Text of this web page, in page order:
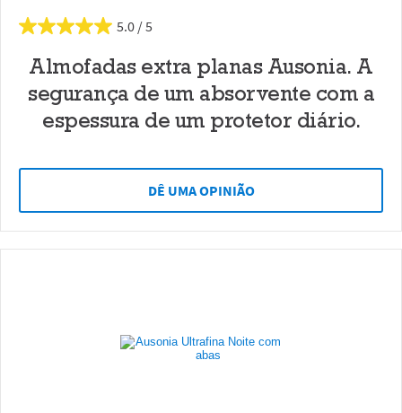
5.0
Almofadas extra planas Ausonia. A
segurança de um absorvente com a
espessura de um protetor diário.
DÊ UMA OPINIÃO